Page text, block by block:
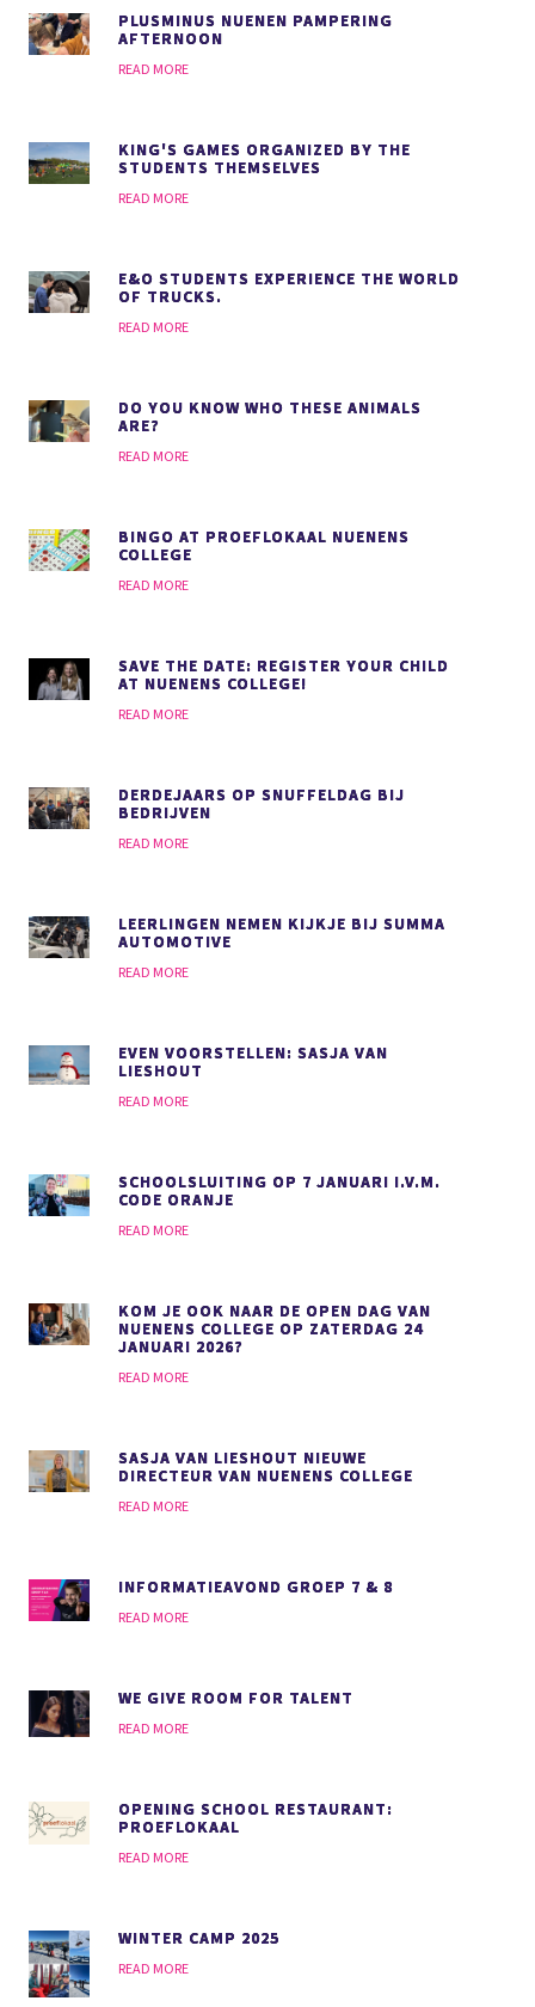
PLUSMINUS NUENEN PAMPERING
AFTERNOON
READ MORE
KING'S GAMES ORGANIZED BY THE
STUDENTS THEMSELVES
READ MORE
E&O STUDENTS EXPERIENCE THE WORLD
OF TRUCKS.
READ MORE
DO YOU KNOW WHO THESE ANIMALS
ARE?
READ MORE
BINGO AT PROEFLOKAAL NUENENS
COLLEGE
READ MORE
SAVE THE DATE: REGISTER YOUR CHILD
AT NUENENS COLLEGE!
READ MORE
DERDEJAARS OP SNUFFELDAG BIJ
BEDRIJVEN
READ MORE
LEERLINGEN NEMEN KIJKJE BIJ SUMMA
AUTOMOTIVE
READ MORE
EVEN VOORSTELLEN: SASJA VAN
LIESHOUT
READ MORE
SCHOOLSLUITING OP 7 JANUARI I.V.M.
CODE ORANJE
READ MORE
KOM JE OOK NAAR DE OPEN DAG VAN
NUENENS COLLEGE OP ZATERDAG 24
JANUARI 2026?
READ MORE
SASJA VAN LIESHOUT NIEUWE
DIRECTEUR VAN NUENENS COLLEGE
READ MORE
INFORMATIEAVOND GROEP 7 & 8
READ MORE
WE GIVE ROOM FOR TALENT
READ MORE
OPENING SCHOOL RESTAURANT:
PROEFLOKAAL
READ MORE
WINTER CAMP 2025
READ MORE